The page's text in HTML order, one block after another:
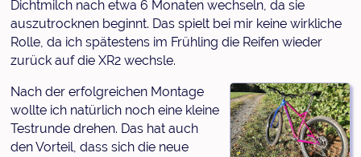
Dichtmilch nach etwa 6 Monaten wechseln, da sie
auszutrocknen beginnt. Das spielt bei mir keine wirkliche
Rolle, da ich spätestens im Frühling die Reifen wieder
zurück auf die XR2 wechsle.
Nach der erfolgreichen Montage
wollte ich natürlich noch eine kleine
Testrunde drehen. Das hat auch
den Vorteil, dass sich die neue